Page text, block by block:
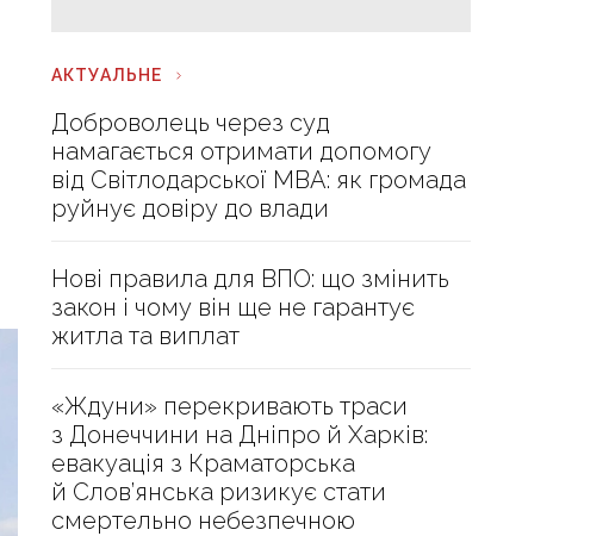
АКТУАЛЬНЕ
Доброволець через суд
намагається отримати допомогу
від Світлодарської МВА: як громада
руйнує довіру до влади
Нові правила для ВПО: що змінить
закон і чому він ще не гарантує
житла та виплат
«Ждуни» перекривають траси
з Донеччини на Дніпро й Харків:
евакуація з Краматорська
й Слов’янська ризикує стати
смертельно небезпечною